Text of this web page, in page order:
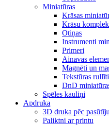
Miniatūras
Krāsas
Krāsu
Otiņas
Instrumenti
Primeri
Ainavas
Magnēti un
Tekstūras
DnD
Spēles kauliņi
Apdruka
3D druka pēc
Paliktni ar printu